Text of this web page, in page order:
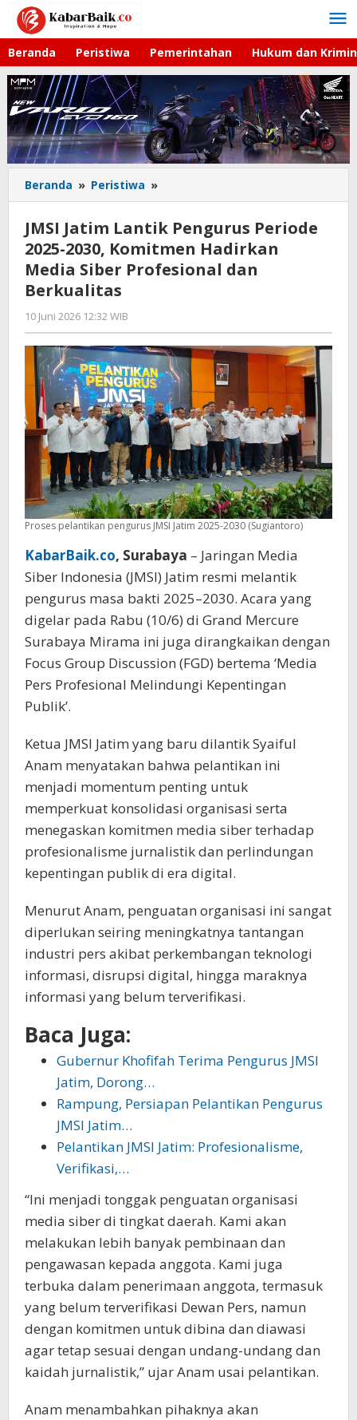
Lewati
konten
Beranda Peristiwa Pemerintahan Hukum dan
Beranda » Peristiwa »
Jatim
Lantik
Pengurus
Periode
2025-
Media
Siber
Profesional
dan
Berkualitas
JMSI Jatim Lantik Pengurus Periode
2025-2030, Komitmen Hadirkan
Media Siber Profesional dan
Berkualitas
10 Juni 2026 12:32 WIB
Imam
WD
Proses pelantikan pengurus JMSI Jatim 2025-2030 (Sugiantoro)
KabarBaik.co, Surabaya – Jaringan Media
Siber Indonesia (JMSI) Jatim resmi melantik
pengurus masa bakti 2025–2030. Acara yang
digelar pada Rabu (10/6) di Grand Mercure
Surabaya Mirama ini juga dirangkaikan dengan
Focus Group Discussion (FGD) bertema ‘Media
Pers Profesional Melindungi Kepentingan
Publik’.
Ketua JMSI Jatim yang baru dilantik Syaiful
Anam menyatakan bahwa pelantikan ini
menjadi momentum penting untuk
memperkuat konsolidasi organisasi serta
menegaskan komitmen media siber terhadap
profesionalisme jurnalistik dan perlindungan
kepentingan publik di era digital.
Menurut Anam, penguatan organisasi ini sangat
diperlukan seiring meningkatnya tantangan
industri pers akibat perkembangan teknologi
informasi, disrupsi digital, hingga maraknya
informasi yang belum terverifikasi.
Baca Juga:
Gubernur Khofifah Terima Pengurus JMSI
Jatim, Dorong…
Rampung, Persiapan Pelantikan Pengurus
JMSI Jatim…
Pelantikan JMSI Jatim: Profesionalisme,
Verifikasi,…
“Ini menjadi tonggak penguatan organisasi
media siber di tingkat daerah. Kami akan
melakukan lebih banyak pembinaan dan
pengawasan kepada anggota. Kami juga
terbuka dalam penerimaan anggota, termasuk
yang belum terverifikasi Dewan Pers, namun
dengan komitmen untuk dibina dan diawasi
agar tetap sesuai dengan undang-undang dan
kaidah jurnalistik,” ujar Anam usai pelantikan.
Anam menambahkan pihaknya akan